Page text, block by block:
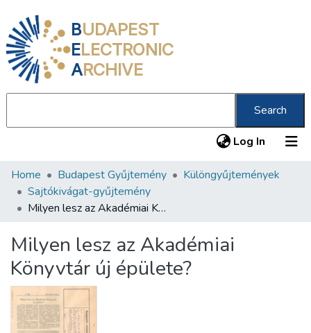
BUDAPEST
ELECTRONIC
ARCHIVE
Search
Log In (current)
Communities & Collections
All of DSpace
About us
Home Budapest Gyűjtemény
Különgyűjtemények
Sajtókivágat-gyűjtemény
Milyen lesz az Akadémiai Könyvtár új épülete?
Milyen lesz az Akadémiai
Könyvtár új épülete?